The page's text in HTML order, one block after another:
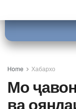
Home Хабархо
Мо
ва